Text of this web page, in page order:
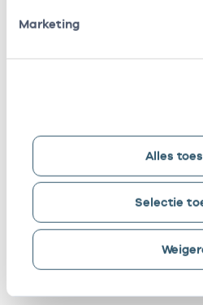
Marketing
Alles
Selectie
E-mailadres
Ingangs- en einddatum
Wij verwerken deze
kunnen geven aan de
Deze persoonsgegevens
een persoon geautoriseerd
worden verwijderd zodra de